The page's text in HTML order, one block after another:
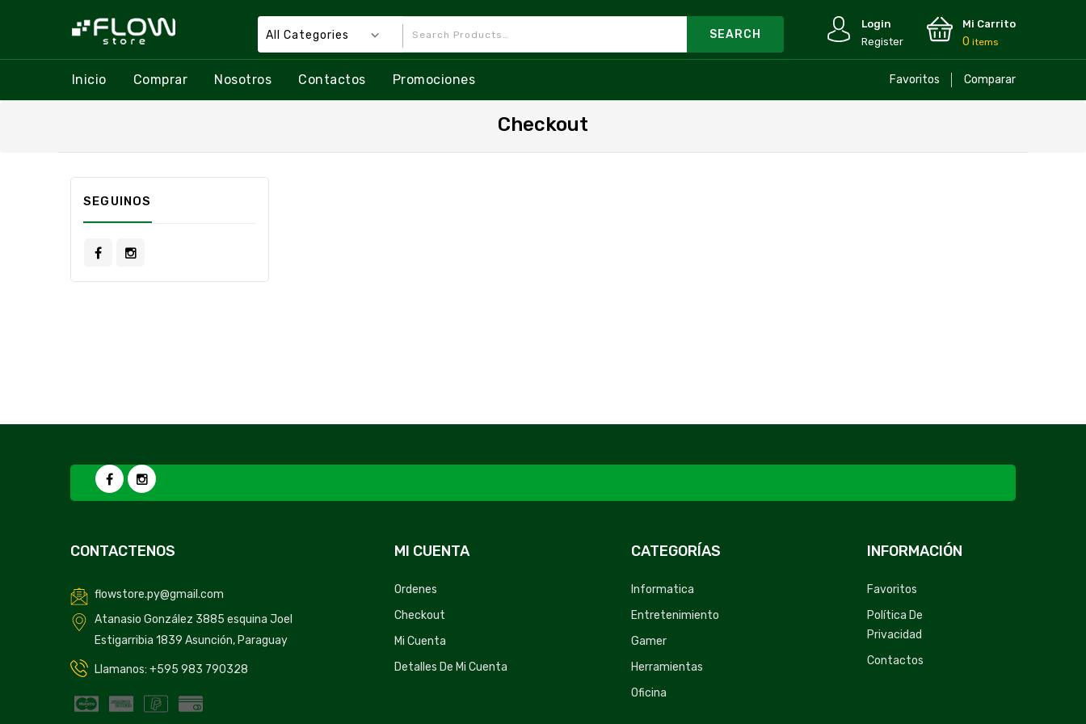
All Categories
Login
Register
Mi Carrito
0 items
Inicio Comprar Nosotros Contactos Promociones Favoritos Comparar
Checkout
SEGUINOS
CONTACTENOS
flowstore.py@gmail.com
Atanasio González 3885 esquina Joel
Estigarribia 1839 Asunción, Paraguay
Llamanos: +595 983 790328
MI CUENTA
Ordenes
Checkout
Mi Cuenta
Detalles De Mi Cuenta
CATEGORÍAS
Informatica
Entretenimiento
Gamer
Herramientas
Oficina
INFORMACIÓN
Favoritos
Política De
Privacidad
Contactos